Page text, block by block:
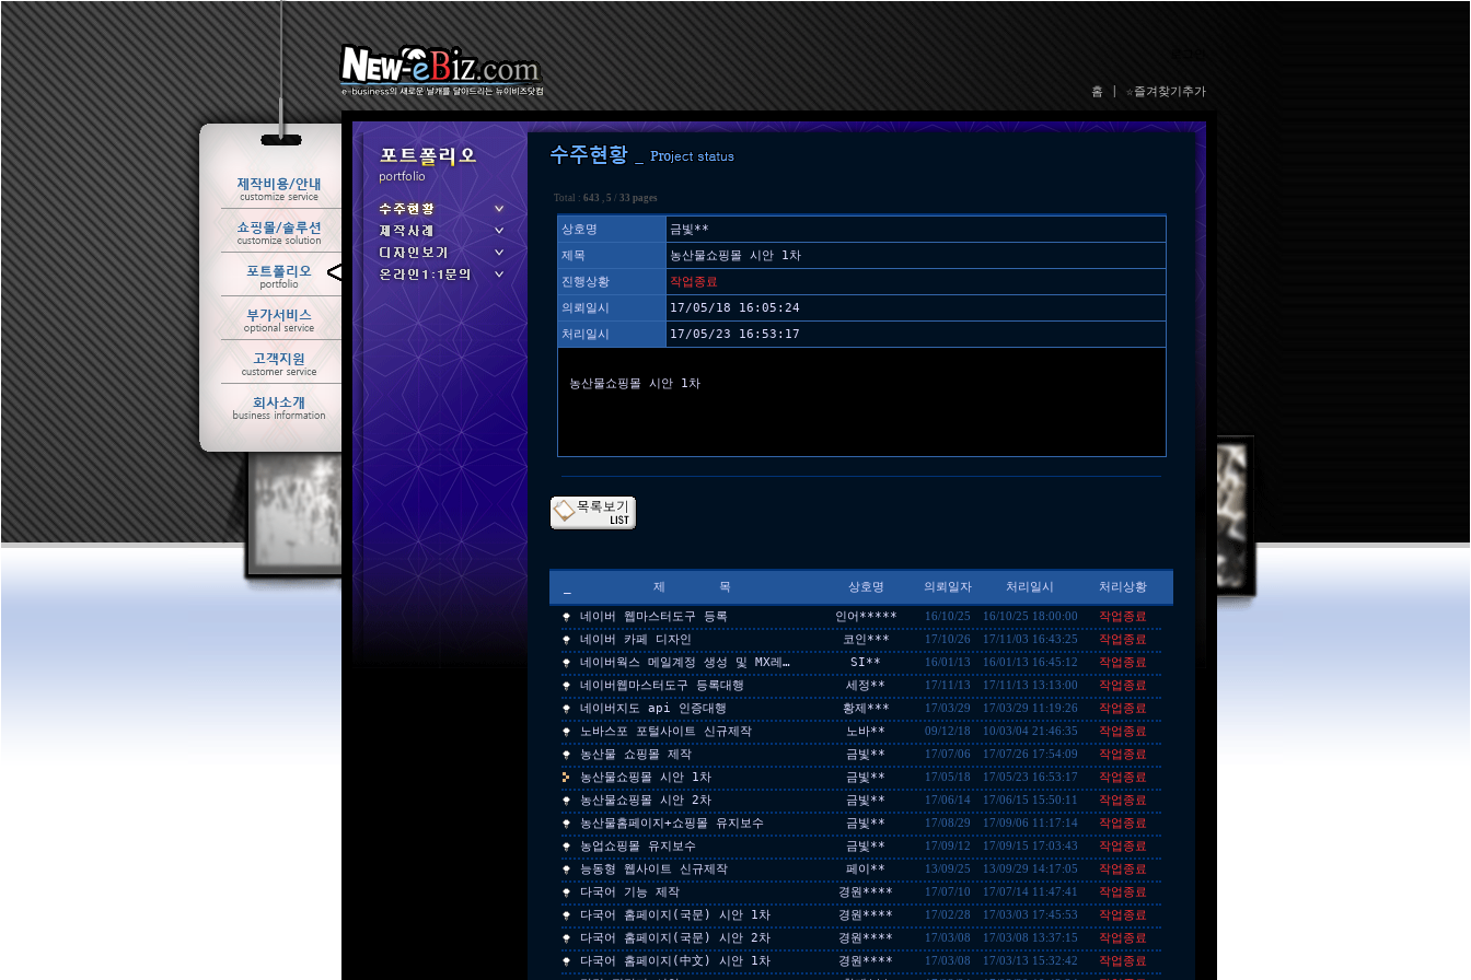
Total : 643 , 5 / 33 pages
상호명
금빛**
제목
농산물쇼핑몰 시안 1차
진행상황
작업종료
의뢰일시
17/05/18 16:05:24
처리일시
17/05/23 16:53:17
농산물쇼핑몰 시안 1차
제 목 상호명 의뢰일자 처리일시 처리상황
네이버 웹마스터도구 등록 인어***** 16/10/25 16/10/25 18:00:00
작업종료
네이버 카페 디자인
코인*** 17/10/26 17/11/03 16:43:25
작업종료
네이버웍스 메일계정 생성 및 MX레…
SI** 16/01/13 16/01/13 16:45:12
작업종료
네이버웹마스터도구 등록대행
세정** 17/11/13 17/11/13 13:13:00
작업종료
네이버지도 api 인증대행
황제*** 17/03/29 17/03/29 11:19:26
작업종료
노바스포 포털사이트 신규제작
노바** 09/12/18 10/03/04 21:46:35
작업종료
농산물 쇼핑몰 제작
금빛** 17/07/06 17/07/26 17:54:09
작업종료
농산물쇼핑몰 시안 1차
금빛** 17/05/18 17/05/23 16:53:17
작업종료
농산물쇼핑몰 시안 2차
금빛** 17/06/14 17/06/15 15:50:11
작업종료
농산물홈페이지+쇼핑몰 유지보수
금빛** 17/08/29 17/09/06 11:17:14
작업종료
농업쇼핑몰 유지보수
금빛** 17/09/12 17/09/15 17:03:43
작업종료
능동형 웹사이트 신규제작
페이** 13/09/25 13/09/29 14:17:05
작업종료
다국어 기능 제작
경원**** 17/07/10 17/07/14 11:47:41
작업종료
다국어 홈페이지(국문) 시안 1차
경원**** 17/02/28 17/03/03 17:45:53
작업종료
다국어 홈페이지(국문) 시안 2차
경원**** 17/03/08 17/03/08 13:37:15
작업종료
다국어 홈페이지(中文) 시안 1차
경원**** 17/03/08 17/03/13 15:32:42
작업종료
홈 ☆즐겨찾기추가
ㆍ 수주현황
ㆍ 제작사례